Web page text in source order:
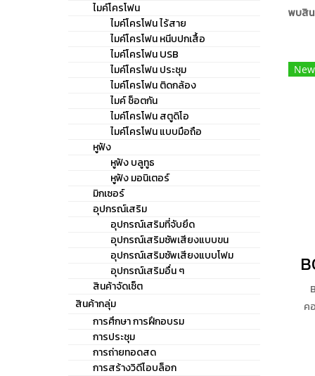
พบสิน
New
ค
ไมค์โครโฟน
ไมค์โครโฟน ไร้สาย
ไมค์โครโฟน หนีบปกเสื้อ
ไมค์โครโฟน USB
ไมค์โครโฟน ประชุม
ไมค์โครโฟน ติดกล้อง
ไมค์ ช็อตกัน
ไมค์โครโฟน สตูดิโอ
ไมค์โครโฟน แบบมือถือ
หูฟัง
หูฟัง บลูทูธ
หูฟัง มอนิเตอร์
มิกเซอร์
อุปกรณ์เสริม
อุปกรณ์เสริมที่จับยึด
อุปกรณ์เสริมซัพเสียงแบบขน
อุปกรณ์เสริมซัพเสียงแบบโฟม
อุปกรณ์เสริมอื่น ๆ
สินค้าจัดเซ็ต
สินค้ากลุ่ม
การศึกษา การฝึกอบรม
การประชุม
การถ่ายทอดสด
การสร้างวิดีโอบล็อก